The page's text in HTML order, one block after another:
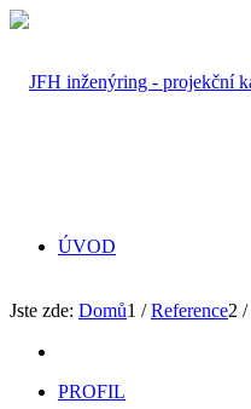
ÚVOD
PROFIL
Jste zde: Domů1 / Reference2 /